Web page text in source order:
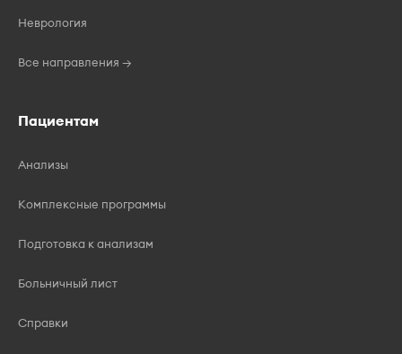
Неврология
Все направления →
Пациентам
Анализы
Комплексные программы
Подготовка к анализам
Больничный лист
Справки